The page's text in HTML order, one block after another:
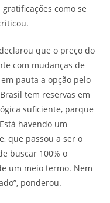
como se
que o preço do
com mudanças de
pauta a opção pelo
tem reservas em
suficiente, parque
havendo um
que passou a ser o
buscar 100% o
um meio termo. Nem
ponderou.